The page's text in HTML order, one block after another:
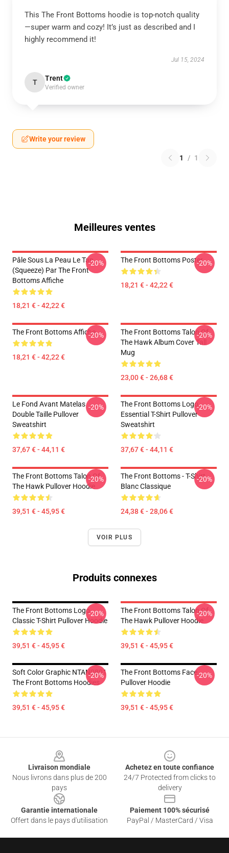
This The Front Bottoms hoodie is top-notch quality
—super warm and cozy! It’s just as described and I
highly recommend it!
Jul 15, 2024
T Trent
Verified owner
Write your review
1 / 1
Meilleures ventes
Pâle Sous La Peau Le Tan
(Squeeze) Par The Front
Bottoms Affiche
18,21 € - 42,22 €
-20% The Front Bottoms Poster
18,21 € - 42,22 €
-20%
The Front Bottoms Affiche
18,21 € - 42,22 €
-20%
The Front Bottoms Talon Of
The Hawk Album Cover Tall
Mug
23,00 € - 26,68 €
-20%
Le Fond Avant Matelas
Double Taille Pullover
Sweatshirt
37,67 € - 44,11 €
-20%
The Front Bottoms Logo
Essential T-Shirt Pullover
Sweatshirt
37,67 € - 44,11 €
-20%
The Front Bottoms Talon Of
The Hawk Pullover Hoodie
39,51 € - 45,95 €
-20%
The Front Bottoms - T-Shirt
Blanc Classique
24,38 € - 28,06 €
-20%
VOIR PLUS
Produits connexes
The Front Bottoms Logo
Classic T-Shirt Pullover Hoodie
39,51 € - 45,95 €
-20%
The Front Bottoms Talon Of
The Hawk Pullover Hoodie
39,51 € - 45,95 €
-20%
Soft Color Graphic NTAN0801
The Front Bottoms Hoodies
39,51 € - 45,95 €
-20%
The Front Bottoms Face
Pullover Hoodie
39,51 € - 45,95 €
-20%
Livraison mondiale
Nous livrons dans plus de 200
pays
Achetez en toute confiance
24/7 Protected from clicks to
delivery
Garantie internationale
Offert dans le pays d'utilisation
Paiement 100% sécurisé
PayPal / MasterCard / Visa